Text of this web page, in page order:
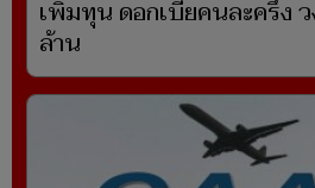
เพิ่มทุน ดอกเบี้ยคนละครึ่ง
ล้าน